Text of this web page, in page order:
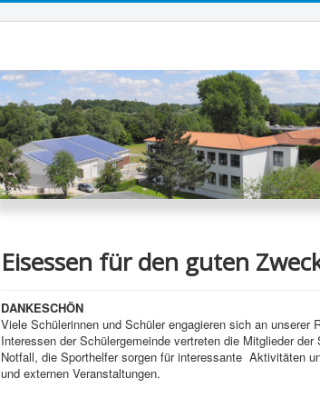
Eisessen für den guten
DANKESCHÖN
Viele Schülerinnen und Schüler engagieren sich an
Interessen der Schülergemeinde vertreten die Mitglieder
Notfall, die Sporthelfer sorgen für interessante Aktivitäten
und externen Veranstaltungen.